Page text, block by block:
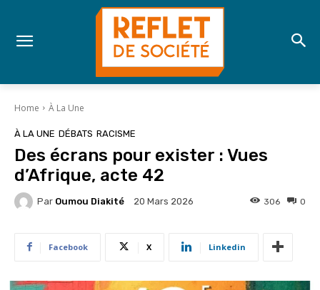
Home À La Une
À LA UNE DÉBATS RACISME
Des écrans pour exister : Vues
d’Afrique, acte 42
Par Oumou Diakité 20 Mars 2026 0
306
Facebook X Linkedin